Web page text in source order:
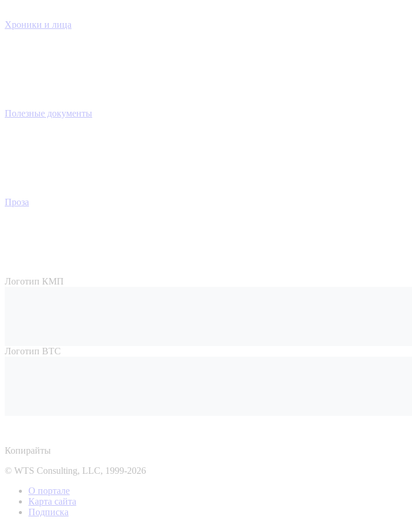
Хроники и лица
Полезные документы
Проза
Логотип КМП
Логотип ВТС
Копирайты
© WTS Consulting, LLC, 1999-2026
О портале
Карта сайта
Подписка